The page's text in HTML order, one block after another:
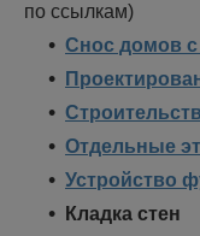
по ссылкам)
Снос домов
Отдельные
Устройство
Кладка стен